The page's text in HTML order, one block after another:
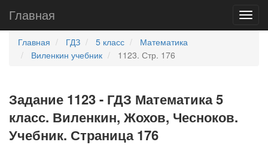
Главная
Главная ГДЗ 5 класс
Математика
Виленкин учебник
1123. Стр. 176
Задание 1123 - ГДЗ Математика 5
класс. Виленкин, Жохов, Чесноков.
Учебник. Страница 176